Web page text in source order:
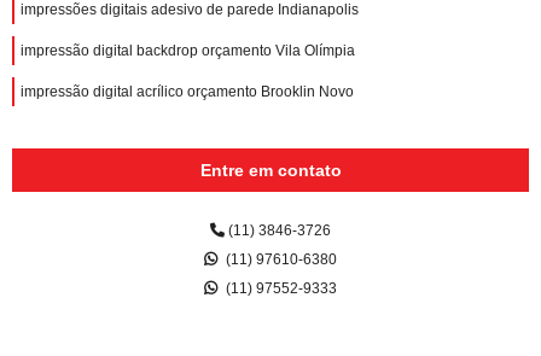
impressões digitais adesivo de parede Indianapolis
impressão digital backdrop orçamento Vila Olímpia
impressão digital acrílico orçamento Brooklin Novo
Entre em contato
(11) 3846-3726
(11) 97610-6380
(11) 97552-9333